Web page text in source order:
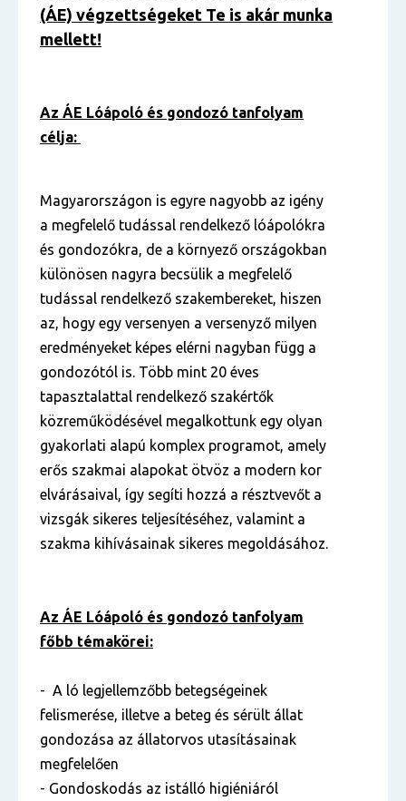
(ÁE) végzettségeket Te is akár munka
mellett!
Az ÁE Lóápoló és gondozó tanfolyam
célja:
Magyarországon is egyre nagyobb az igény
a megfelelő tudással rendelkező lóápolókra
és gondozókra, de a környező országokban
különösen nagyra becsülik a megfelelő
tudással rendelkező szakembereket, hiszen
az, hogy egy versenyen a versenyző milyen
eredményeket képes elérni nagyban függ a
gondozótól is. Több mint 20 éves
tapasztalattal rendelkező szakértők
közreműködésével megalkottunk egy olyan
gyakorlati alapú komplex programot, amely
erős szakmai alapokat ötvöz a modern kor
elvárásaival, így segíti hozzá a résztvevőt a
vizsgák sikeres teljesítéséhez, valamint a
szakma kihívásainak sikeres megoldásához.
Az ÁE Lóápoló és gondozó tanfolyam
főbb témakörei:
- A ló legjellemzőbb betegségeinek
felismerése, illetve a beteg és sérült állat
gondozása az állatorvos utasításainak
megfelelően
- Gondoskodás az istálló higiéniáról